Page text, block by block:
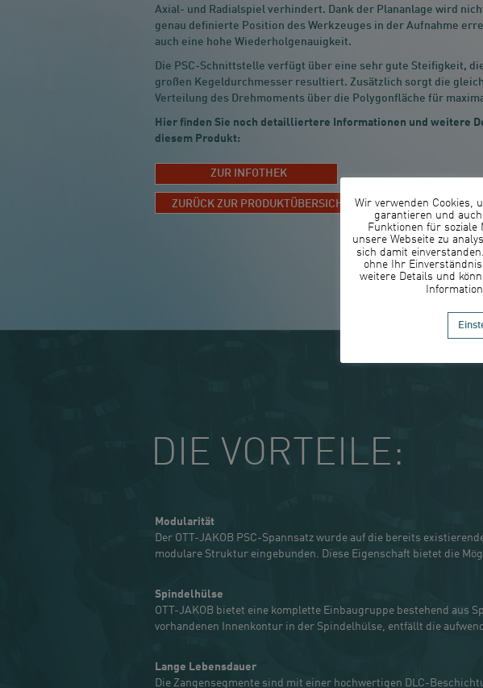
Axial- und Radialspiel verhindert. Dank der Plananlage wird
genau definierte Position des Werkzeuges in der Aufnahme
auch eine hohe Wiederholgenauigkeit.
Die PSC-Schnittstelle verfügt über eine sehr gute Steifigkeit,
großen Kegeldurchmesser resultiert. Zusätzlich sorgt die
Verteilung des Drehmoments über die Polygonfläche für
Hier finden Sie noch detailliertere Informationen und weitere
diesem Produkt:
ZUR INFOTHEK
ZURÜCK ZUR PRODUKTÜBERSICHT
DIE VORTEILE:
Modularität
Der OTT-JAKOB PSC-Spannsatz wurde auf die bereits
modulare Struktur eingebunden. Diese Eigenschaft bietet die
Spindelhülse
OTT-JAKOB bietet eine komplette Einbaugruppe bestehend
vorhandenen Innenkontur in der Spindelhülse, entfällt die
Lange Lebensdauer
Die Zangensegmente sind mit einer hochwertigen DLC-
Wir verwenden Cookies,
garantieren und
Funktionen für soziale
unsere Webseite zu
sich damit
ohne Ihr
weitere Details und